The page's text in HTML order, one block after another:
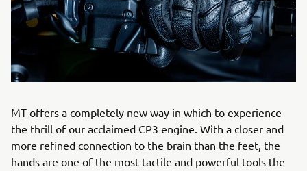
MT offers a completely new way in which to experience
the thrill of our acclaimed CP3 engine. With a closer and
more refined connection to the brain than the feet, the
hands are one of the most tactile and powerful tools the